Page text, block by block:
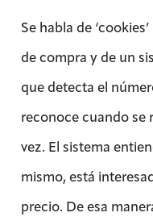
Se habla de
de compra y de un
que detecta el
reconoce cuando se
vez. El sistema
mismo, está
precio. De esa